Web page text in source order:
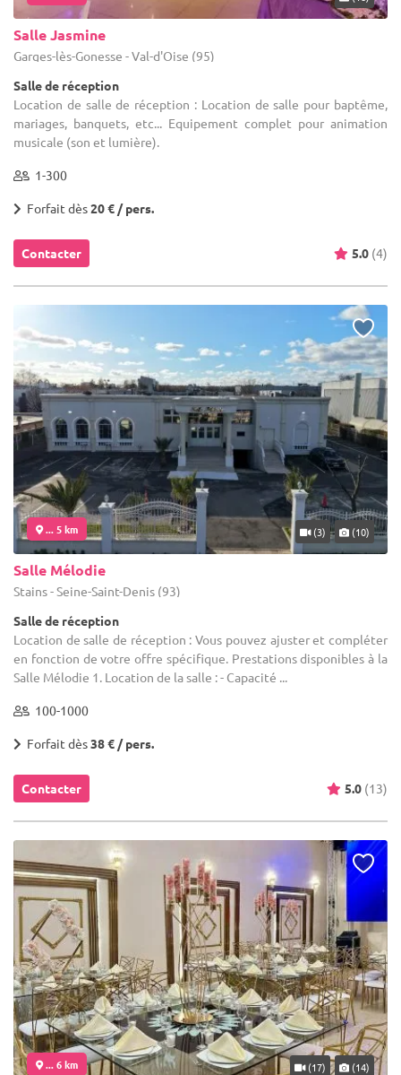
Salle Jasmine
Garges-lès-Gonesse - Val-d'Oise (95)
Salle de réception
Location de salle de réception : Location de salle pour baptême,
mariages, banquets, etc... Equipement complet pour animation
musicale (son et lumière).
1-300
Forfait dès20 € / pers.
Contacter 5.0 (4)
... 5 km (3) (10)
Salle Mélodie
Stains - Seine-Saint-Denis (93)
Salle de réception
Location de salle de réception : Vous pouvez ajuster et compléter
en fonction de votre offre spécifique. Prestations disponibles à la
Salle Mélodie 1. Location de la salle : - Capacité ...
100-1000
Forfait dès38 € / pers.
Contacter 5.0 (13)
... 6 km (17) (14)